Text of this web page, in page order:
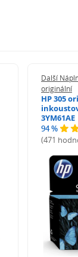
Další
originální
HP 305
3YM61AE
94 %
(471